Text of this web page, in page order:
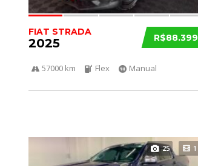
R$88.399
FIAT STRADA
2025
57000 km Flex Manual
25 1